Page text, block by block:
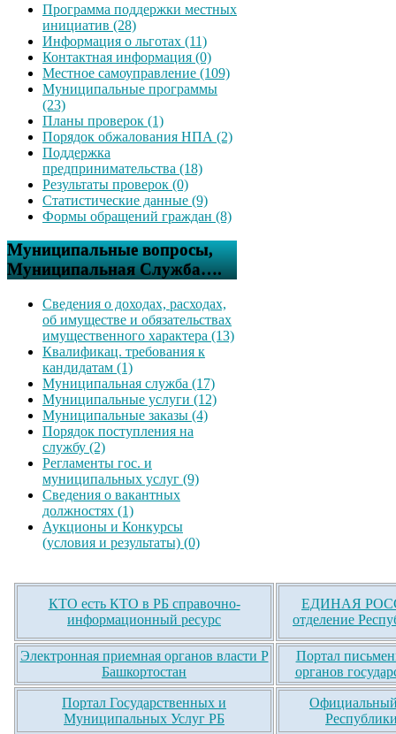
Программа поддержки местных
инициатив (28)
Информация о льготах (11)
Контактная информация (0)
Местное самоуправление (109)
Муниципальные программы
(23)
Планы проверок (1)
Порядок обжалования НПА (2)
Поддержка
предпринимательства (18)
Результаты проверок (0)
Статистические данные (9)
Формы обращений граждан (8)
Муниципальные вопросы,
Муниципальная Служба….
Сведения о доходах, расходах,
об имуществе и обязательствах
имущественного характера (13)
Квалификац. требования к
кандидатам (1)
Муниципальная служба (17)
Муниципальные услуги (12)
Муниципальные заказы (4)
Порядок поступления на
службу (2)
Регламенты гос. и
муниципальных услуг (9)
Сведения о вакантных
должностях (1)
Аукционы и Конкурсы
(условия и результаты) (0)
КТО есть КТО в РБ справочно-
информационный ресурс
ЕДИНАЯ
отделение
Электронная приемная органов власти Р
Башкортостан
Портал
органов
Портал Государственных и
Муниципальных Услуг РБ
Официальный